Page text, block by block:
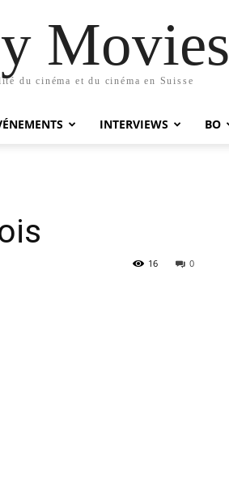
Movies
du cinéma et du cinéma en Suisse
INTERVIEWS BO
0
16